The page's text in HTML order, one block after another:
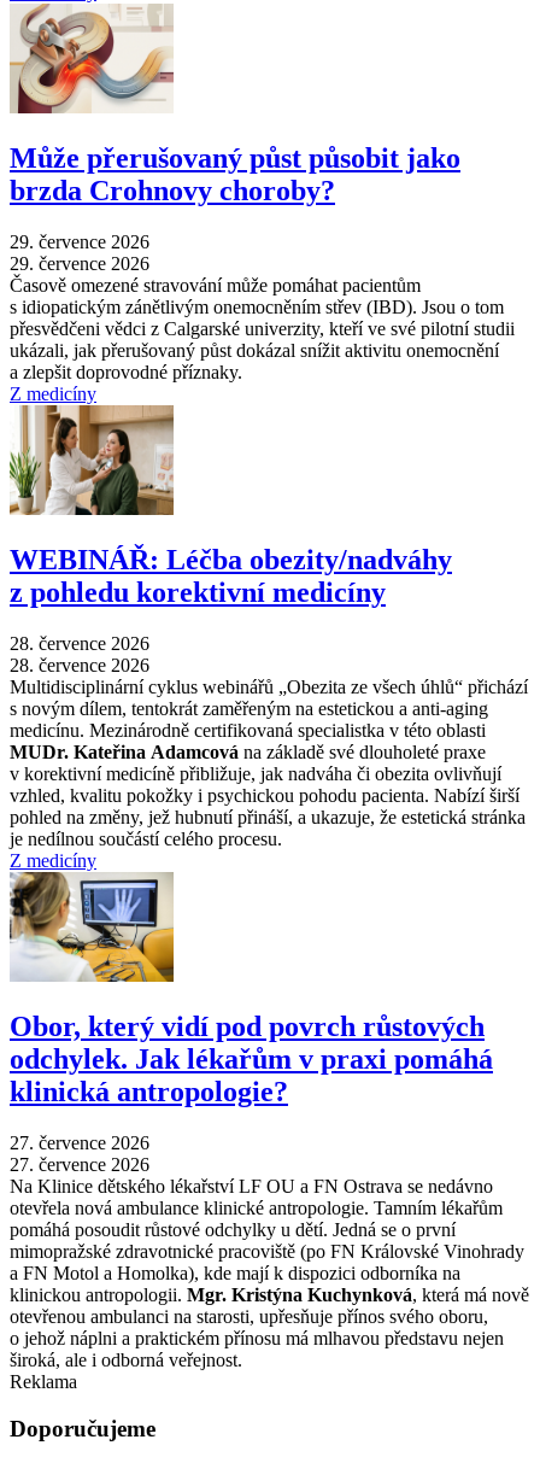
Může přerušovaný půst působit jako
brzda Crohnovy choroby?
29. července 2026
29. července 2026
Časově omezené stravování může pomáhat pacientům
s idiopatickým zánětlivým onemocněním střev (IBD). Jsou o tom
přesvědčeni vědci z Calgarské univerzity, kteří ve své pilotní studii
ukázali, jak přerušovaný půst dokázal snížit aktivitu onemocnění
a zlepšit doprovodné příznaky.
Z medicíny
WEBINÁŘ: Léčba obezity/nadváhy
z pohledu korektivní medicíny
28. července 2026
28. července 2026
Multidisciplinární cyklus webinářů „Obezita ze všech úhlů“ přichází
s novým dílem, tentokrát zaměřeným na estetickou a anti-aging
medicínu. Mezinárodně certifikovaná specialistka v této oblasti
MUDr. Kateřina Adamcová na základě své dlouholeté praxe
v korektivní medicíně přibližuje, jak nadváha či obezita ovlivňují
vzhled, kvalitu pokožky i psychickou pohodu pacienta. Nabízí širší
pohled na změny, jež hubnutí přináší, a ukazuje, že estetická stránka
je nedílnou součástí celého procesu.
Z medicíny
Obor, který vidí pod povrch růstových
odchylek. Jak lékařům v praxi pomáhá
klinická antropologie?
27. července 2026
27. července 2026
Na Klinice dětského lékařství LF OU a FN Ostrava se nedávno
otevřela nová ambulance klinické antropologie. Tamním lékařům
pomáhá posoudit růstové odchylky u dětí. Jedná se o první
mimopražské zdravotnické pracoviště (po FN Královské Vinohrady
a FN Motol a Homolka), kde mají k dispozici odborníka na
klinickou antropologii. Mgr. Kristýna Kuchynková, která má nově
otevřenou ambulanci na starosti, upřesňuje přínos svého oboru,
o jehož náplni a praktickém přínosu má mlhavou představu nejen
široká, ale i odborná veřejnost.
Reklama
Doporučujeme